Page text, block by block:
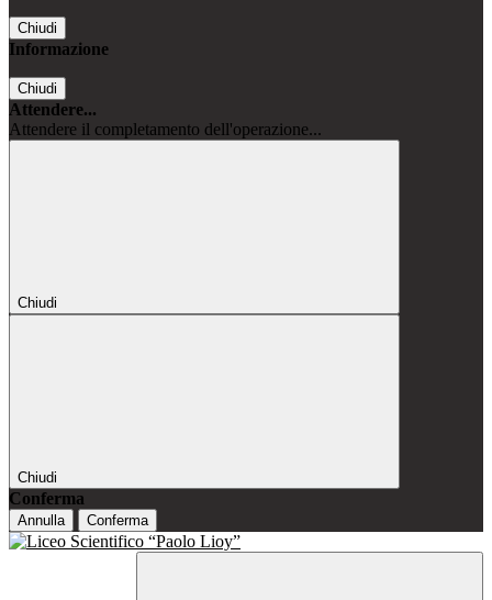
Chiudi
Informazione
Chiudi
Attendere...
Attendere il completamento dell'operazione...
Chiudi
Chiudi
Conferma
Annulla Conferma